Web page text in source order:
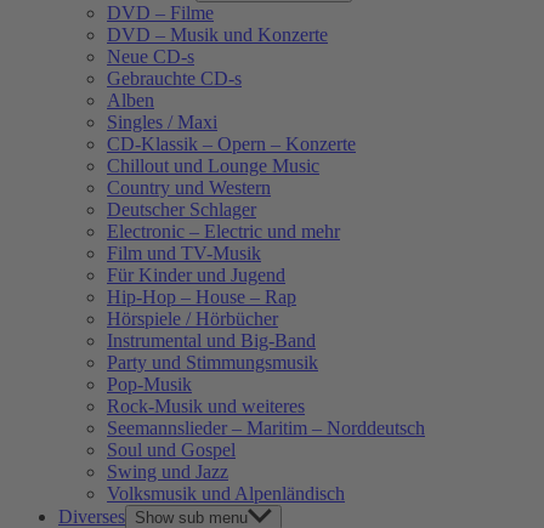
DVD – Filme
DVD – Musik und Konzerte
Neue CD-s
Gebrauchte CD-s
Alben
Singles / Maxi
CD-Klassik – Opern – Konzerte
Chillout und Lounge Music
Country und Western
Deutscher Schlager
Electronic – Electric und mehr
Film und TV-Musik
Für Kinder und Jugend
Hip-Hop – House – Rap
Hörspiele / Hörbücher
Instrumental und Big-Band
Party und Stimmungsmusik
Pop-Musik
Rock-Musik und weiteres
Seemannslieder – Maritim – Norddeutsch
Soul und Gospel
Swing und Jazz
Volksmusik und Alpenländisch
Diverses Show sub menu